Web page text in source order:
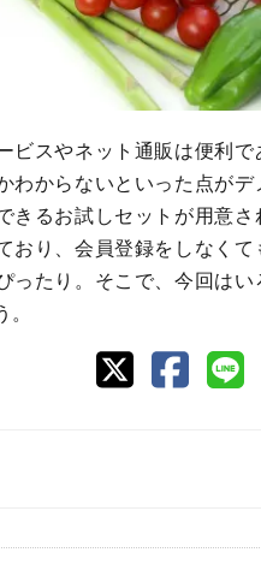
ビスやネット通販は便利
わからないといった点が
きるお試しセットが用意
おり、会員登録をしなく
ったり。そこで、今回は
。